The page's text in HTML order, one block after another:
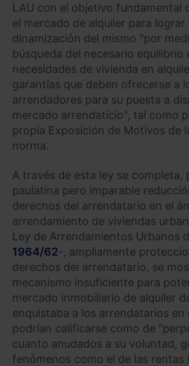
LAU con el objetivo fundamental
el mercado de alquiler para lograr
dinamización del mismo "por
búsqueda del necesario equilibrio
necesidades de vivienda en
garantías que deben ofrecerse a
arrendadores para su puesta a
mercado arrendaticio", tal como
propia Exposición de Motivos de
norma.
A través de esta ley se completa,
paulatina pero imparable
derechos del arrendatario en el
arrendamiento de viviendas
Ley de Arrendamientos Urbanos
1964/62-, ampliamente
derechos del arrendatario, se
mecanismo insuficiente para
mercado inmobiliario de alquiler
enquistaba a los arrendatarios
podrían calificarse como de
cuanto anudados a su voluntad,
fenómenos como el de las rentas